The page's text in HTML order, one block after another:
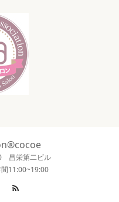
昌栄第二ビル
11:00~19:00
Instagram